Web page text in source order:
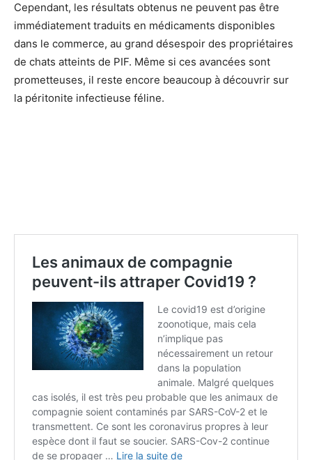
Cependant, les résultats obtenus ne peuvent pas être
immédiatement traduits en médicaments disponibles
dans le commerce, au grand désespoir des propriétaires
de chats atteints de PIF. Même si ces avancées sont
prometteuses, il reste encore beaucoup à découvrir sur
la péritonite infectieuse féline.